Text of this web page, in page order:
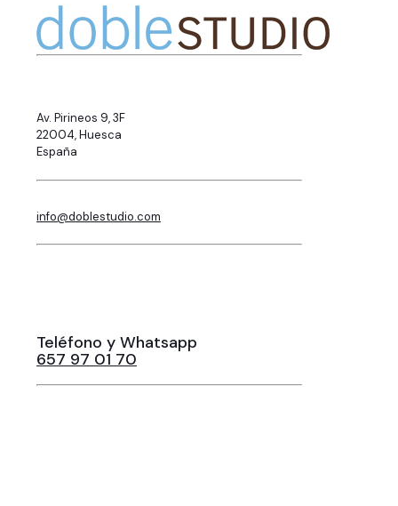
Av. Pirineos 9, 3F
22004, Huesca
España
info@doblestudio.com
Teléfono y Whatsapp
657 97 01 70